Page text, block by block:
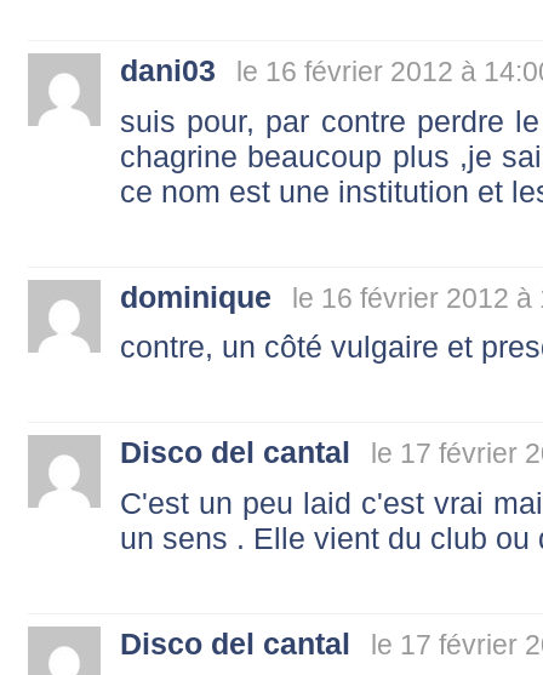
dani03 le 16 février 2012 à
suis pour, par contre perdre
chagrine beaucoup plus ,je
ce nom est une institution et
dominique le 16 février 2012 à
contre, un côté vulgaire et
Disco del cantal le 17 février
C'est un peu laid c'est vrai
un sens . Elle vient du club ou
Disco del cantal le 17 février